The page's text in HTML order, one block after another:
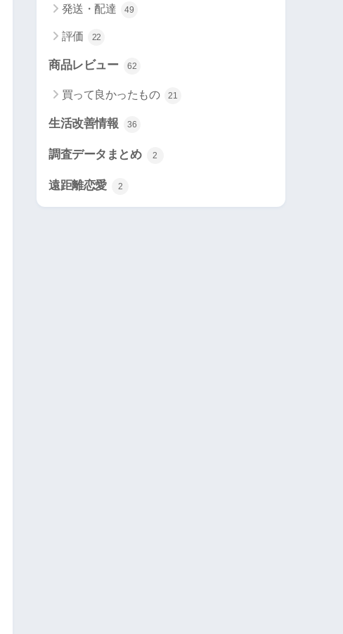
発送・配達 49
評価 22
商品レビュー 62
買って良かったもの 21
生活改善情報 36
調査データまとめ 2
遠距離恋愛 2